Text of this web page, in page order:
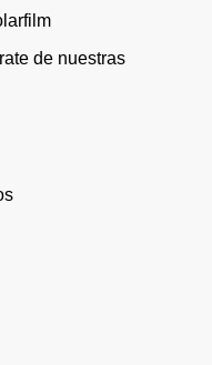
de nuestras